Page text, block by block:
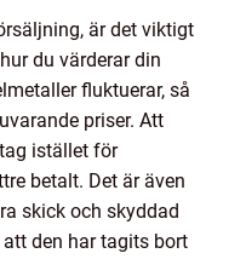
är det viktigt
du värderar din
fluktuerar, så
priser. Att
istället för
betalt. Det är även
skick och skyddad
den har tagits bort